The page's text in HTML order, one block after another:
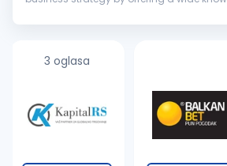
tried...
3 oglasa